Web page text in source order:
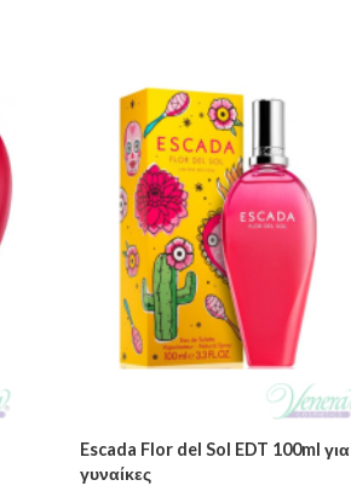
Escada Flor del Sol EDT 100ml για
γυναίκες